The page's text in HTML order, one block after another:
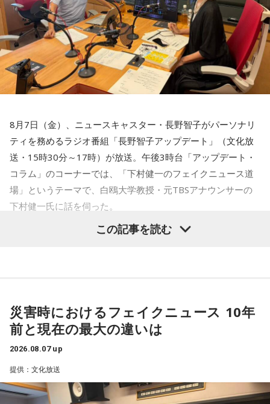
過去には、自宅を訪れて義援金を集める手口や、自治体職員
を名乗る電話による詐欺も確認されていることから、支援先
が信頼できる団体であるか十分確認することが重要です。
善意につけ込む手口に冷静な対応を
求めるケースなど、過去に確認された手口も紹介されまし
被災地を支援したいという善意は大切ですが、その気持ちを
悪用する犯罪から身を守るためには、相手の身元や支援団体
の正当性を確認し、不審に感じた場合はすぐに相談すること
気になる方は、radikoのタイムフリーで放送をチェックして
8月7日（金）、ニュースキャスター・長野智子がパーソナリ
ティを務めるラジオ番組「長野智子アップデート」（文化放
送・15時30分～17時）が放送。午後3時台「アップデート・
コラム」のコーナーでは、「下村健一のフェイクニュース道
場」というテーマで、白鴎大学教授・元TBSアナウンサーの
下村健一氏に話を伺った。
「今回は、先週発生した熊本地震関連(のフェイクニ
下村「発生の3日後には、熊本県警の犯罪抑止対策室っていう
ところがX(エックス)でかなり強い口調で警告を出しているん
です。『非常時にインプ稼ぎの偽情報は許されません』と。
インプっていうのはインプレッション、反応をいっぱい稼ご
うとして偽情報を流すなよ、と。今回は本当に強い口調だな
と思うのは、前回の10年前の熊本地震や、それから能登半島
この記事を読む
災害時におけるフェイクニュース 10年
前と現在の最大の違いは
2026.08.07 up
提供：文化放送